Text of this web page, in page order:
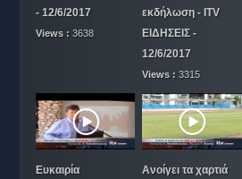
- 12/6/2017
Views : 3638
εκδήλωση - ITV
ΕΙΔΗΣΕΙΣ -
12/6/2017
Views :3315
Ευκαιρία
Ανοίγει τα χαρτιά